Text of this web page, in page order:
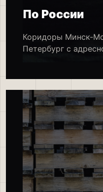
По России
Коридоры Минск-
Петербург с